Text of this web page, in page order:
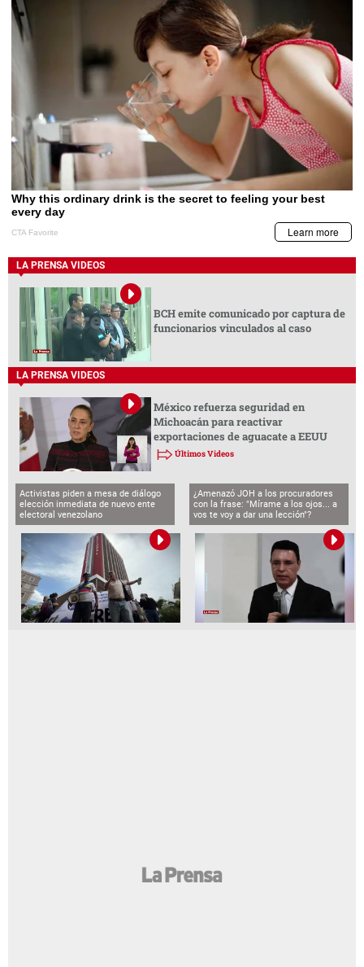
LA PRENSA VIDEOS
BCH emite comunicado por captura de
funcionarios vinculados al caso
LA PRENSA VIDEOS
México refuerza seguridad en
Michoacán para reactivar
exportaciones de aguacate a EEUU
Últimos Videos
Activistas piden a mesa de diálogo
elección inmediata de nuevo ente
electoral venezolano
¿Amenazó JOH a los procuradores
con la frase: "Mírame a los ojos... a
vos te voy a dar una lección"?